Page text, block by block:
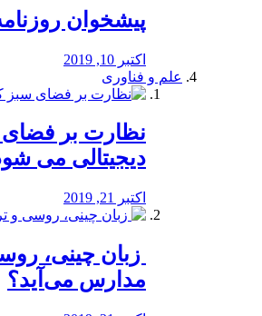
پیشخوان
اکتبر 10, 2019
علم و فناوری
نظارت بر
دیجیتالی می
اکتبر 21, 2019
زبان چینی،
مدارس می‌آید؟